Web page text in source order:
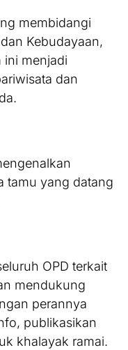
membidangi
Kebudayaan,
ini menjadi
dan
tamu yang datang
OPD terkait
mendukung
perannya
publikasikan
khalayak ramai.